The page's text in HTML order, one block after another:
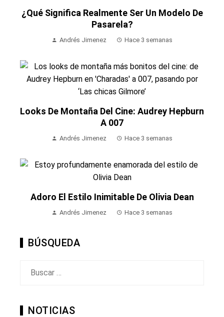
¿Qué Significa Realmente Ser Un Modelo De
Pasarela?
Andrés Jimenez Hace 3 semanas
Looks De Montaña Del Cine: Audrey Hepburn
A 007
Andrés Jimenez Hace 3 semanas
Adoro El Estilo Inimitable De Olivia Dean
Andrés Jimenez Hace 3 semanas
BÚSQUEDA
NOTICIAS